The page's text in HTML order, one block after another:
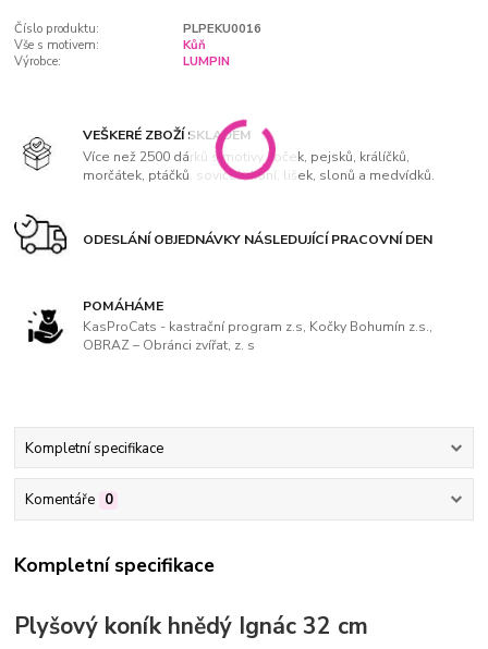
Číslo produktu:
PLPEKU0016
Vše s motivem:
Kůň
Výrobce:
LUMPIN
VEŠKERÉ ZBOŽÍ SKLADEM
Více než 2500 dárků s motivy koček, pejsků, králíčků,
morčátek, ptáčků, soviček, koní, lišek, slonů a medvídků.
ODESLÁNÍ OBJEDNÁVKY NÁSLEDUJÍCÍ PRACOVNÍ DEN
POMÁHÁME
KasProCats - kastrační program z.s, Kočky Bohumín z.s.,
OBRAZ – Obránci zvířat, z. s
Kompletní specifikace
Komentáře 0
Kompletní specifikace
Plyšový koník hnědý Ignác 32 cm